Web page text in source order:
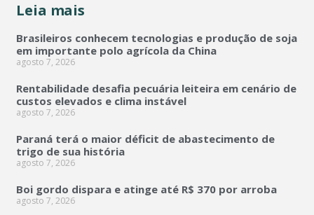
Leia mais
Brasileiros conhecem tecnologias e produção de soja
em importante polo agrícola da China
agosto 7, 2026
Rentabilidade desafia pecuária leiteira em cenário de
custos elevados e clima instável
agosto 7, 2026
Paraná terá o maior déficit de abastecimento de
trigo de sua história
agosto 7, 2026
Boi gordo dispara e atinge até R$ 370 por arroba
agosto 7, 2026